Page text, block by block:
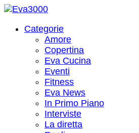
Categorie
Amore
Copertina
Eva Cucina
Eventi
Fitness
Eva News
In Primo Piano
Interviste
La diretta